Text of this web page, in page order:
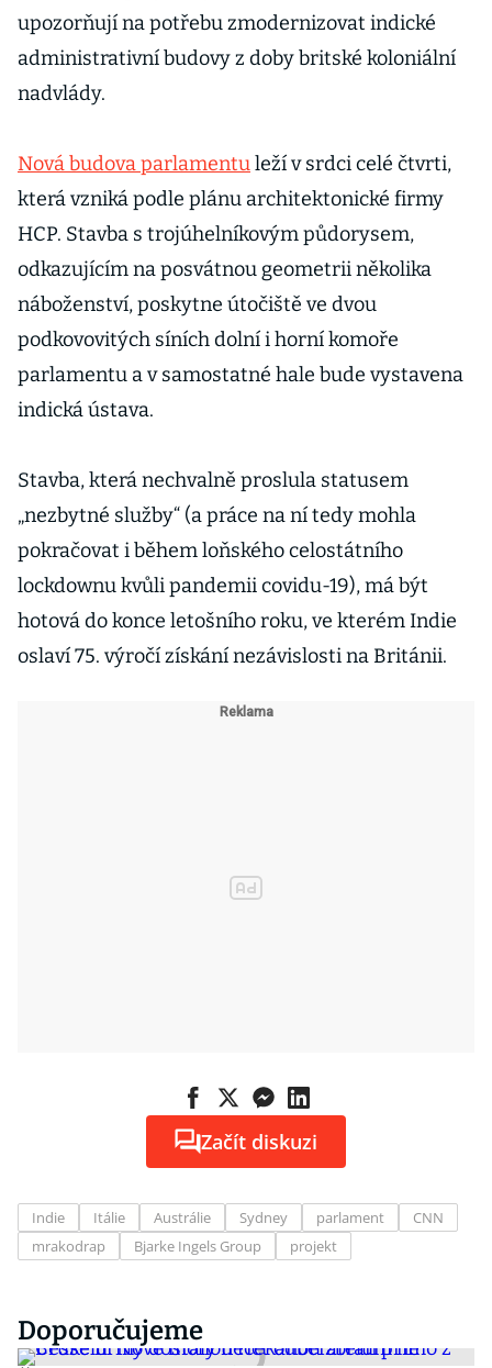
upozorňují na potřebu zmodernizovat indické
administrativní budovy z doby britské koloniální
nadvlády.
Nová budova parlamentuleží v srdci celé čtvrti,
která vzniká podle plánu architektonické firmy
HCP. Stavba s trojúhelníkovým půdorysem,
odkazujícím na posvátnou geometrii několika
náboženství, poskytne útočiště ve dvou
podkovovitých síních dolní i horní komoře
parlamentu a v samostatné hale bude vystavena
indická ústava.
Stavba, která nechvalně proslula statusem
„nezbytné služby“ (a práce na ní tedy mohla
pokračovat i během loňského celostátního
lockdownu kvůli pandemii covidu-19), má být
hotová do konce letošního roku, ve kterém Indie
oslaví 75. výročí získání nezávislosti na Británii.
Začít diskuzi
Indie Itálie Austrálie Sydney parlament
CNN
mrakodrap
Bjarke Ingels Group projekt
Doporučujeme